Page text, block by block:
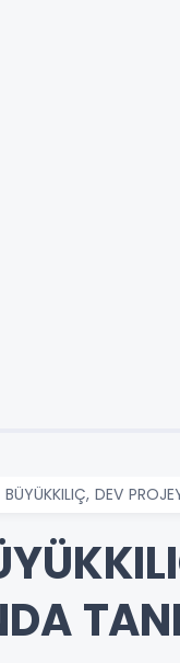
BÜYÜKKILIÇ, DEV